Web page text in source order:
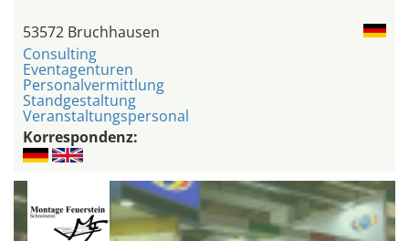
53572 Bruchhausen
Consulting
Eventagenturen
Personalvermittlung
Standgestaltung
Veranstaltungspersonal
Korrespondenz: